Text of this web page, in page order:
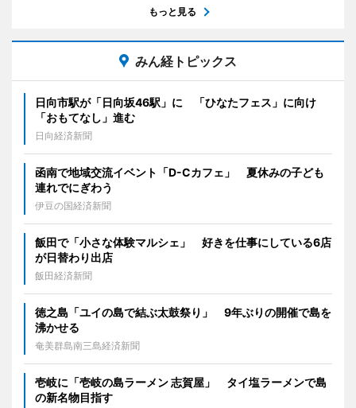
もっと見る
みん経トピックス
日向市駅が「日向坂46駅」に 「ひなたフェス」に向け
「おもてなし」進む
日向経済新聞
函南で地域交流イベント「D-Cカフェ」 夏休みの子ども
連れでにぎわう
伊豆の国経済新聞
飯田で「小さな体験マルシェ」 好きを仕事にしている6店
が日替わり出店
飯田経済新聞
徳之島「ユイの島で結ぶ太鼓祭り」 9年ぶりの開催で島を
沸かせる
奄美群島南三島経済新聞
壱岐に「壱岐の島ラーメン 志賀屋」 タイ塩ラーメンで島
の新名物目指す